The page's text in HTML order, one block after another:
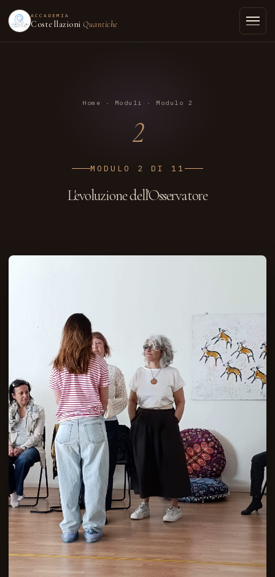
ACCADEMIA
Costellazioni Quantiche
Home · Moduli · Modulo 2
2
MODULO 2 DI 11
L'evoluzione dell'Osservatore